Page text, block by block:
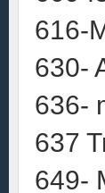
616-
630-
636-
637
649-